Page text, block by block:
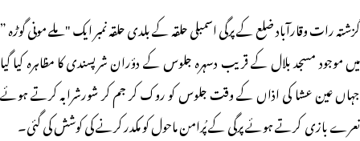
گزشتہ رات وقارآباد ضلع کے پرگی اسمبلی حلقہ کے بلدی حلقہ نمبر ایک "ملے مونی گوڑہ ”
میں موجود مسجد بلال کے قریب دسہرہ جلوس کے دؤران شرپسندی کا مظاہرہ کیا گیا
جہاں عین عشا کی اذاں کے وقت جلوس کو روک کر جم کر شورشرابہ کرتے ہوئے
نعرے بازی کرتے ہوئےپرگی کے پُرامن ماحول کو مکدر کرنے کی کوشش کی گئی۔